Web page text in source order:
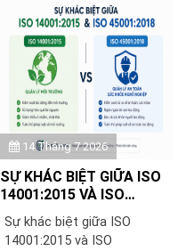
14 Tháng 7 2026
SỰ KHÁC BIỆT GIỮA ISO
14001:2015 VÀ ISO
45001:2018
Sự khác biệt giữa ISO
14001:2015 và ISO